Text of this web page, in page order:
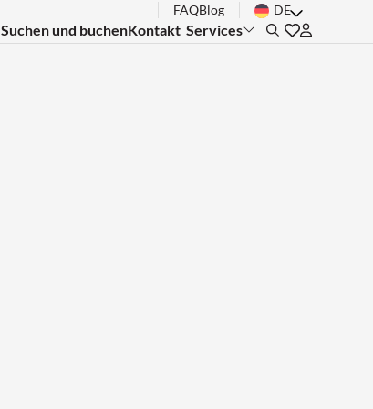
Suchen und buchenKontakt Services Search
FAQBlog DE